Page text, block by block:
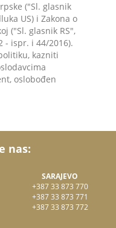
("Sl. glasnik
US) i Zakona o
("Sl. glasnik RS",
- ispr. i 44/2016).
kazniti
oslobođen
nas:
SARAJEVO
+387 33 873 770
+387 33 873 771
+387 33 873 772